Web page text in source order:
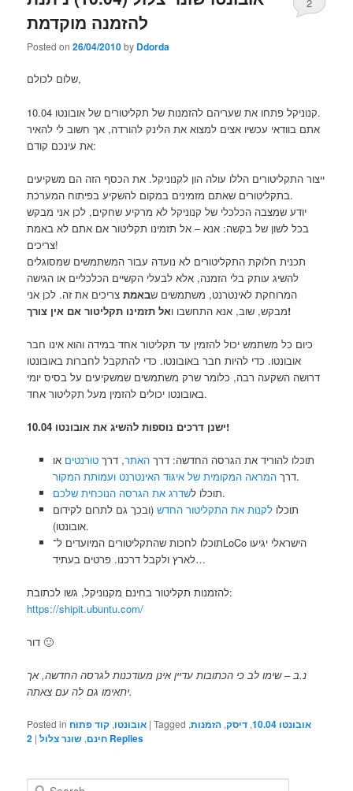
להזמנה מוקדמת
Posted on26/04/2010by Ddorda
2
שלום לכולם,
קנוניקל פתחו את שעריהם להזמנות של תקליטורים של אובונטו 10.04.
אתם בוודאי עכשיו אצים למצוא את הלינק להורדה, אך חשוב לי להאיר
את עינכם קודם:
ייצור התקליטורים הללו עולה הון לקנוניקל. את הכסף הזה הם משקיעים
בתקליטורים שאתם מזמינים במקום להשקיע בפיתוח המערכת.
יודע שמצבה הכלכלי של קנוניקל לא מרקיע שחקים, לכן אני מבקש
בכל לשון של בקשה: אנא – אל תזמינו תקליטור אם אתם לא באמת
צריכים!
תכנית חלוקת התקליטורים לא נועדה עבור המשתמשים שמסוגלים
להשיג עותק בלי הזמנה, אלא לבעלי הקשיים הכלכליים או הגישה
המרוחקת לאינטרנט, משתמשים שבאמתצריכים את זה. לכן אני
מבקש, שוב, אנא התחשבו ואל תזמינו תקליטור אם אין צורך!
כיום כל משתמש יכול להזמין עד תקליטור אחד במידה והוא אינו חבר
אובונטו. כדי להיות חבר באובונטו. כדי להתקבל לחברות באובונטו
דרושה השקעה רבה, כלומר שרק משתמשים שמשקיעים על בסיס יומי
באובונטו יכולים להזמין מעל תקליטור אחד.
ישנן דרכים נוספות להשיג את אובונטו 10.04!
תוכלו להוריד את הגרסה החדשה: דרךהאתר, דרךטורנטים או
דרךהמראה המקומית של איגוד האינטרנט ועמותת המקור
.
תוכלו לשדרג את הגרסה הנוכחית שלכם
.
תוכלולקנות את התקליטור החדש (ובכך גם לתרום לקידום
אובונטו).
תוכלו לחכות שהתקליטורים המיועדים ל־LoCo הישראלי יגיעו
לארץ ולקבל דרכנו. פרטים בעתיד…
להזמנות תקליטור בחינם מקנוניקל, גשו לכתובת:
https://shipit.ubuntu.com/
דור 🙂
נ.ב – שימו לב כי הכתובות עדיין אינן מעודכנות לגרסה החדשה, אך
יתאימו גם לה עם צאתה.
Posted in אובונטו, קוד פתוח |Tagged אובונטו 10.04 , דיסק, הזמנות,
חינם, שונר צלול |
2 Replies